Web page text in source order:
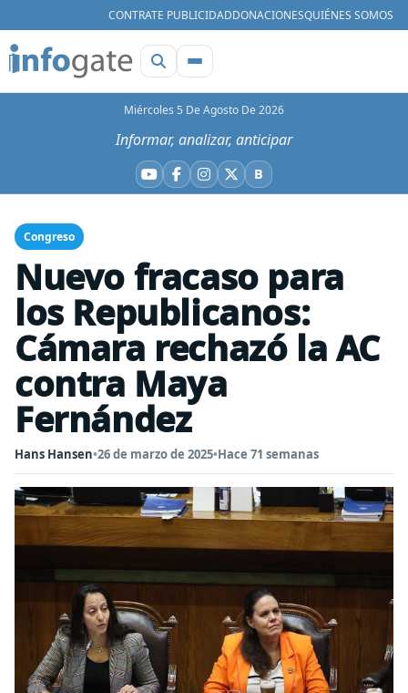
CONTRATE PUBLICIDADDONACIONESQUIÉNES SOMOS
Miércoles 5 De Agosto De 2026
Informar, analizar, anticipar
YouTube
Facebook
Instagram
X BBluesky
Congreso
Nuevo fracaso para
los Republicanos:
Cámara rechazó la AC
contra Maya
Fernández
Hans Hansen•26 de marzo de 2025•Hace 71 semanas